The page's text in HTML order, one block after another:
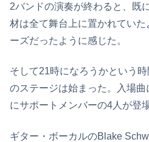
2バンドの演奏が終わると、既
材は全て舞台上に置かれてい
ーズだったように感じた。
そして21時になろうかという
のステージは始まった。入場
にサポートメンバーの4人が登
ギター・ボーカルのBlake